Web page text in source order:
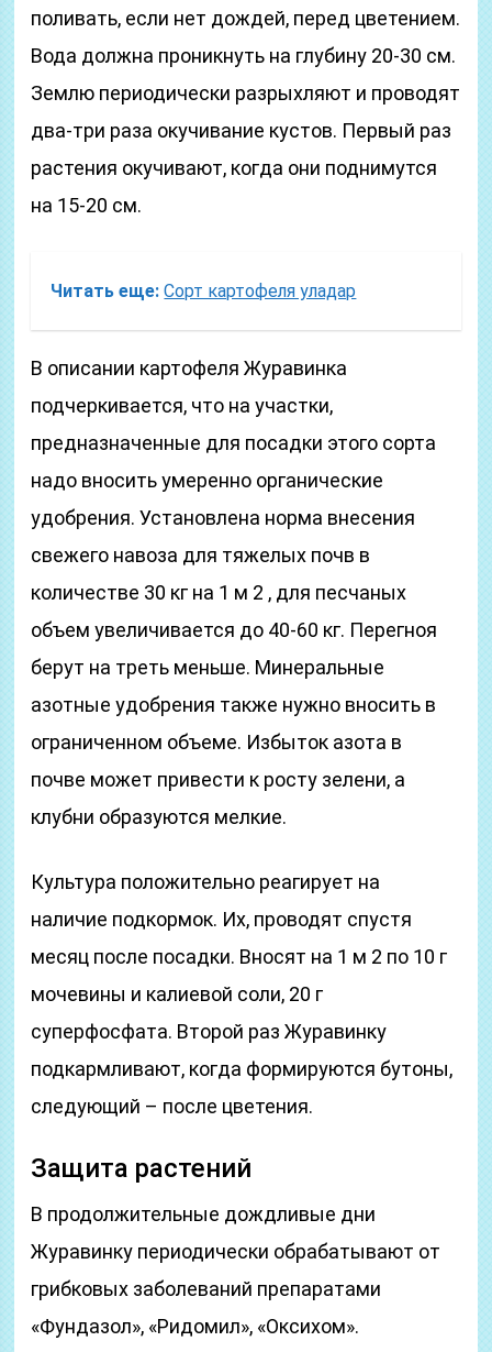
поливать, если нет дождей, перед цветением.
Вода должна проникнуть на глубину 20-30 см.
Землю периодически разрыхляют и проводят
два-три раза окучивание кустов. Первый раз
растения окучивают, когда они поднимутся
на 15-20 см.
Читать еще: Сорт картофеля уладар
В описании картофеля Журавинка
подчеркивается, что на участки,
предназначенные для посадки этого сорта
надо вносить умеренно органические
удобрения. Установлена норма внесения
свежего навоза для тяжелых почв в
количестве 30 кг на 1 м 2 , для песчаных
объем увеличивается до 40-60 кг. Перегноя
берут на треть меньше. Минеральные
азотные удобрения также нужно вносить в
ограниченном объеме. Избыток азота в
почве может привести к росту зелени, а
клубни образуются мелкие.
Культура положительно реагирует на
наличие подкормок. Их, проводят спустя
месяц после посадки. Вносят на 1 м 2 по 10 г
мочевины и калиевой соли, 20 г
суперфосфата. Второй раз Журавинку
подкармливают, когда формируются бутоны,
следующий – после цветения.
Защита растений
В продолжительные дождливые дни
Журавинку периодически обрабатывают от
грибковых заболеваний препаратами
«Фундазол», «Ридомил», «Оксихом».